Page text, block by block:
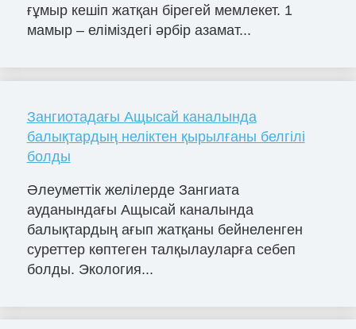
ғұмыр кешіп жатқан бірегей мемлекет. 1
мамыр – еліміздегі әрбір азамат...
Зангиотадағы Ащысай каналында
балықтардың неліктен қырылғаны белгілі
болды
Әлеуметтік желілерде Зангиата
ауданындағы Ащысай каналында
балықтардың ағып жатқаны бейнеленген
суреттер көптеген талқылауларға себеп
болды. Экология...